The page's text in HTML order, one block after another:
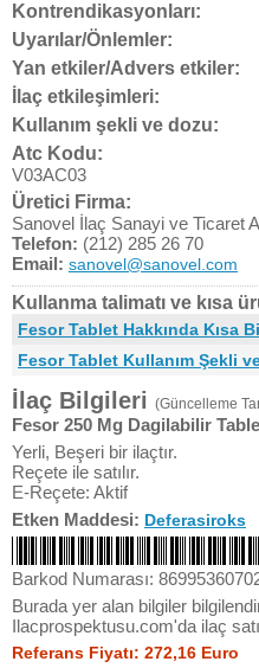
Kontrendikasyonları:
Uyarılar/Önlemler:
Yan etkiler/Advers etkiler:
İlaç etkileşimleri:
Kullanım şekli ve dozu:
Atc Kodu:
V03AC03
Üretici Firma:
Sanovel İlaç Sanayi ve Ticaret
Telefon: (212) 285 26 70
Email: sanovel@sanovel.com
Kullanma talimatı ve kısa
Fesor Tablet Hakkında Kısa
Fesor Tablet Kullanım Şekli
İlaç Bilgileri (Güncelleme
Fesor 250 Mg Dagilabilir
Yerli, Beşeri bir ilaçtır.
Reçete ile satılır.
E-Reçete: Aktif
Etken Maddesi: Deferasiroks
Barkod Numarası:
Burada yer alan bilgiler
Ilacprospektusu.com'da ilaç
Referans Fiyatı: 272,16 Euro